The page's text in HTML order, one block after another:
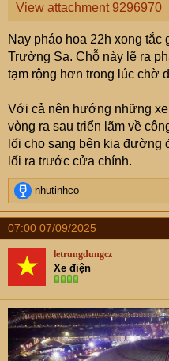
View attachment 9296970
Nay pháo hoa 22h xong
Trường Sa. Chỗ này lẽ ra
tạm rộng hơn trong lúc chờ
Với cả nên hướng những
vòng ra sau triển lãm về
lối cho sang bên kia đường
lối ra trước cửa chính.
R
e
a
c
t
i
o
n
s
:
nhutinhco
07:00 07/09/2025
letrungdungcz
Xe điện